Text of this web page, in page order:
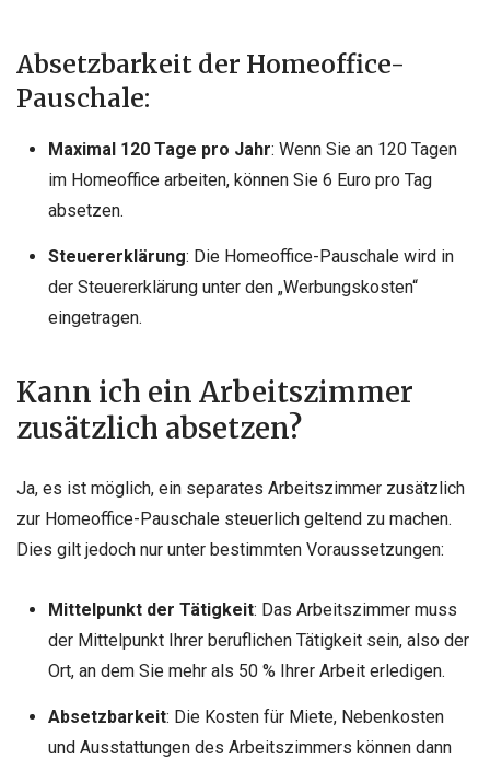
Absetzbarkeit der Homeoffice-
Pauschale:
Maximal 120 Tage pro Jahr: Wenn Sie an 120 Tagen
im Homeoffice arbeiten, können Sie 6 Euro pro Tag
absetzen.
Steuererklärung: Die Homeoffice-Pauschale wird in
der Steuererklärung unter den „Werbungskosten“
eingetragen.
Kann ich ein Arbeitszimmer
zusätzlich absetzen?
Ja, es ist möglich, ein separates Arbeitszimmer zusätzlich
zur Homeoffice-Pauschale steuerlich geltend zu machen.
Dies gilt jedoch nur unter bestimmten Voraussetzungen:
Mittelpunkt der Tätigkeit: Das Arbeitszimmer muss
der Mittelpunkt Ihrer beruflichen Tätigkeit sein, also der
Ort, an dem Sie mehr als 50 % Ihrer Arbeit erledigen.
Absetzbarkeit: Die Kosten für Miete, Nebenkosten
und Ausstattungen des Arbeitszimmers können dann